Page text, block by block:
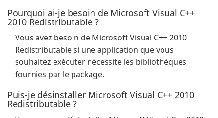
Pourquoi ai-je besoin de Microsoft Visual C++
2010 Redistributable ?
Vous avez besoin de Microsoft Visual C++ 2010
Redistributable si une application que vous
souhaitez exécuter nécessite les bibliothèques
fournies par le package.
Puis-je désinstaller Microsoft Visual C++ 2010
Redistributable ?